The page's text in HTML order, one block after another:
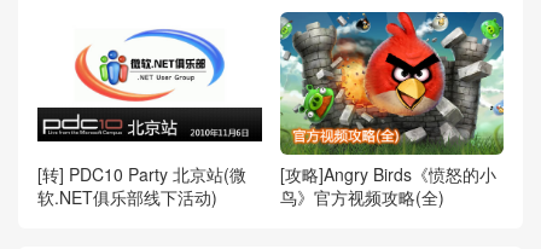
[转] PDC10 Party 北京站(微
软.NET俱乐部线下活动)
[攻略]Angry Birds《愤怒的小
鸟》官方视频攻略(全)